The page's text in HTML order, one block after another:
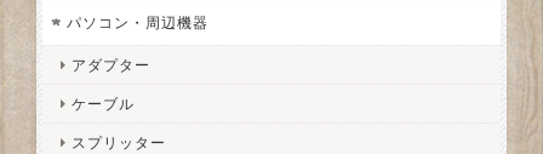
パソコン・周辺機器
アダプター
ケーブル
スプリッター